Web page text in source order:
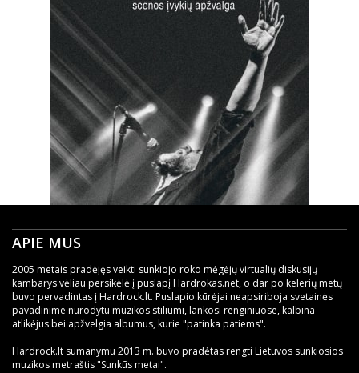
APIE MUS
2005 metais pradėjęs veikti sunkiojo roko mėgėjų virtualių diskusijų
kambarys vėliau persikėlė į puslapį Hardrokas.net, o dar po kelerių metų
buvo pervadintas į Hardrock.lt. Puslapio kūrėjai neapsiriboja svetainės
pavadinime nurodytu muzikos stiliumi, lankosi renginiuose, kalbina
atlikėjus bei apžvelgia albumus, kurie "patinka patiems".
Hardrock.lt sumanymu 2013 m. buvo pradėtas rengti Lietuvos sunkiosios
muzikos metraštis "Sunkūs metai".